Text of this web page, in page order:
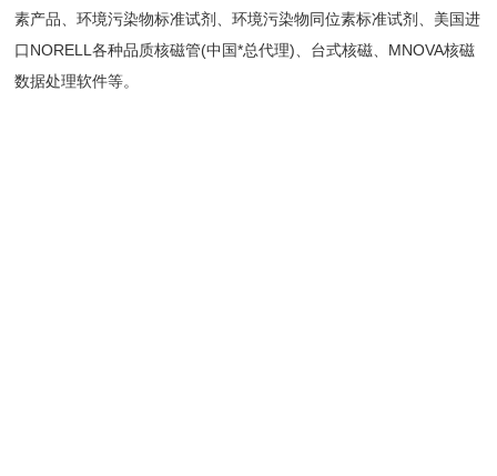
素产品、环境污染物标准试剂、环境污染物同位素标准试剂、美国进
口NORELL各种品质核磁管(中国*总代理)、台式核磁、MNOVA核磁
数据处理软件等。